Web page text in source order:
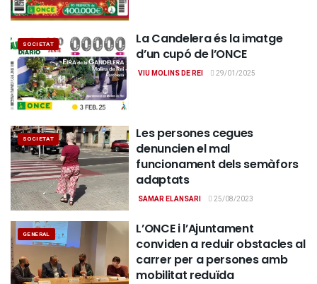
SOCIETAT
La Candelera és la imatge
d’un cupó de l’ONCE
VIU MOLINS DE REI 29/01/2025
SOCIETAT
Les persones cegues
denuncien el mal
funcionament dels semàfors
adaptats
SAMAR ELANSARI 25/08/2023
GENERAL
L’ONCE i l’Ajuntament
conviden a reduir obstacles al
carrer per a persones amb
mobilitat reduïda